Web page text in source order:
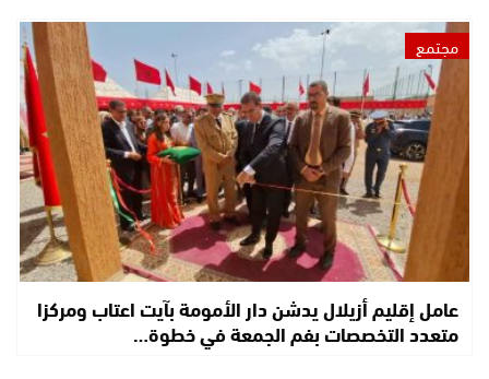
مجتمع
عامل إقليم أزيلال يدشن دار الأمومة بآيت اعتاب ومركزا
متعدد التخصصات بفم الجمعة في خطوة…